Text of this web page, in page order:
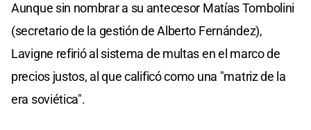
Aunque sin nombrar a su antecesor Matías Tombolini
(secretario de la gestión de Alberto Fernández),
Lavigne refirió al sistema de multas en el marco de
precios justos, al que calificó como una "matriz de la
era soviética".